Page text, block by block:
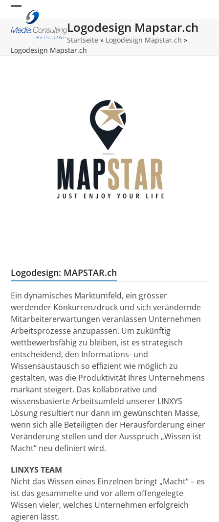
Skip
content
Open
mobile
menu
Close
mobile
menu
Logodesign Mapstar.ch
Startseite » Logodesign Mapstar.ch »
Logodesign Mapstar.ch
Logodesign: MAPSTAR.ch
Ein dynamisches Marktumfeld, ein grösser
werdender Konkurrenzdruck und sich verändernde
Mitarbeitererwartungen veranlassen Unternehmen
Arbeitsprozesse anzupassen. Um zukünftig
wettbewerbsfähig zu bleiben, ist es strategisch
entscheidend, den Informations- und
Wissensaustausch so effizient wie möglich zu
gestalten, was die Produktivität Ihres Unternehmens
markant steigert. Das kollaborative und
wissensbasierte Arbeitsumfeld unserer LINXYS
Lösung resultiert nur dann im gewünschten Masse,
wenn sich alle Beteiligten der Herausforderung einer
Veränderung stellen und der Ausspruch „Wissen ist
Macht“ neu definiert wird.
LINXYS TEAM
Nicht das Wissen eines Einzelnen bringt „Macht“ – es
ist das gesammelte und vor allem offengelegte
Wissen vieler, welches Unternehmen erfolgreich
agieren lässt.